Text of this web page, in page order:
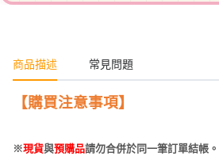
商品描述 常見問題
【購買注意事項】
※現貨與預購品請勿合併於同一筆訂單結帳。